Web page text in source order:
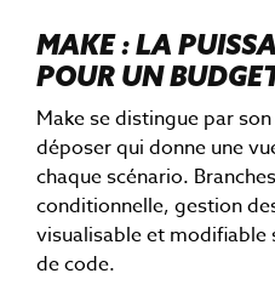
MAKE : LA
POUR UN
Make se distingue par
déposer qui donne une
chaque scénario.
conditionnelle, gestion
visualisable et modifiable
de code.